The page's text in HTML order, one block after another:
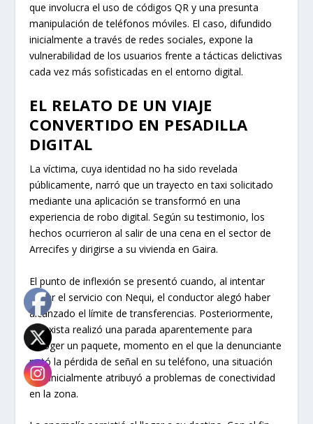
que involucra el uso de códigos QR y una presunta
manipulación de teléfonos móviles. El caso, difundido
inicialmente a través de redes sociales, expone la
vulnerabilidad de los usuarios frente a tácticas delictivas
cada vez más sofisticadas en el entorno digital.
EL RELATO DE UN VIAJE
CONVERTIDO EN PESADILLA
DIGITAL
La víctima, cuya identidad no ha sido revelada
públicamente, narró que un trayecto en taxi solicitado
mediante una aplicación se transformó en una
experiencia de robo digital. Según su testimonio, los
hechos ocurrieron al salir de una cena en el sector de
Arrecifes y dirigirse a su vivienda en Gaira.
El punto de inflexión se presentó cuando, al intentar
pagar el servicio con Nequi, el conductor alegó haber
alcanzado el límite de transferencias. Posteriormente,
el taxista realizó una parada aparentemente para
recoger un paquete, momento en el que la denunciante
notó la pérdida de señal en su teléfono, una situación
que inicialmente atribuyó a problemas de conectividad
en la zona.